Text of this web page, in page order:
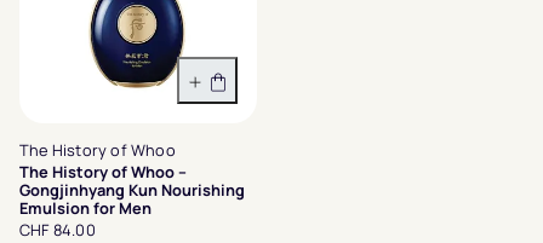
In den Warenkorb
The History of Whoo
The History of Whoo –
Gongjinhyang Kun Nourishing
Emulsion for Men
CHF 84.00